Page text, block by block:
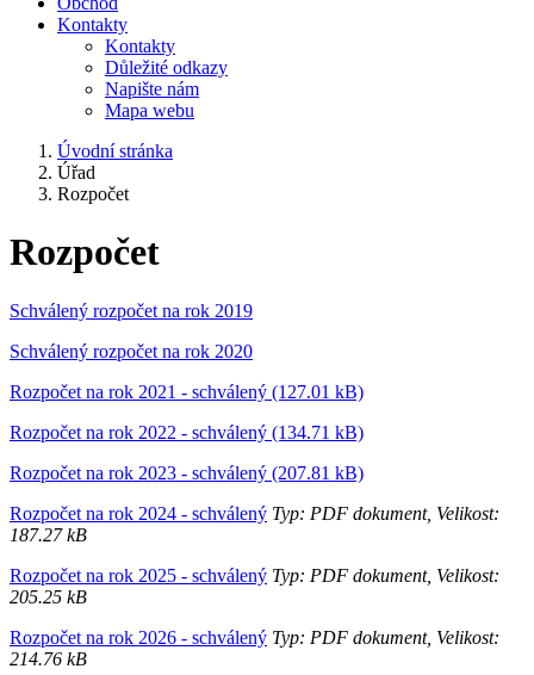
Kontakty
Kontakty
Důležité odkazy
Napište nám
Mapa webu
Úvodní stránka
Úřad
Rozpočet
Rozpočet
Schválený rozpočet na rok 2019
Schválený rozpočet na rok 2020
Rozpočet na rok 2021 - schválený (127.01 kB)
Rozpočet na rok 2022 - schválený (134.71 kB)
Rozpočet na rok 2023 - schválený (207.81 kB)
Rozpočet na rok 2024 - schválený Typ: PDF dokument, Velikost:
187.27 kB
Rozpočet na rok 2025 - schválený Typ: PDF dokument, Velikost:
205.25 kB
Rozpočet na rok 2026 - schválený Typ: PDF dokument, Velikost:
214.76 kB